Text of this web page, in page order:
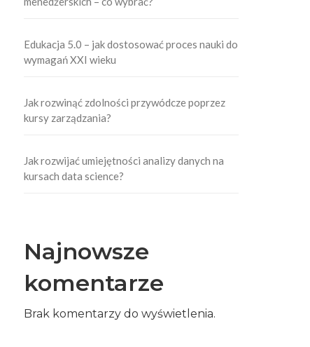
Edukacja 5.0 – jak dostosować proces nauki do
wymagań XXI wieku
Jak rozwinąć zdolności przywódcze poprzez
kursy zarządzania?
Jak rozwijać umiejętności analizy danych na
kursach data science?
Najnowsze
komentarze
Brak komentarzy do wyświetlenia.